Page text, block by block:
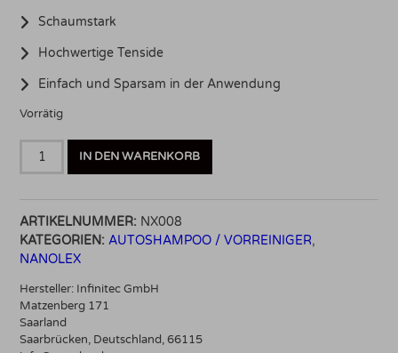
Schaumstark
Hochwertige Tenside
Einfach und Sparsam in der Anwendung
Vorrätig
Nanolex
750ml
Menge
IN DEN WARENKORB
ARTIKELNUMMER: NX008
KATEGORIEN: AUTOSHAMPOO / VORREINIGER,
NANOLEX
Hersteller: Infinitec GmbH
Matzenberg 171
Saarland
Saarbrücken, Deutschland, 66115